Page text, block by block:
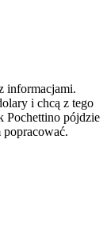
informacjami.
i chcą z tego
Pochettino pójdzie
popracować.